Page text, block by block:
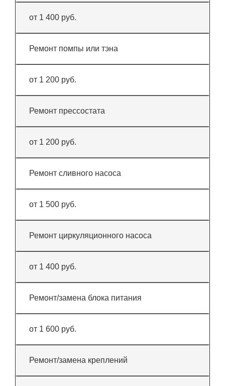
от 1 400 руб.
Ремонт помпы или тэна
от 1 200 руб.
Ремонт прессостата
от 1 200 руб.
Ремонт сливного насоса
от 1 500 руб.
Ремонт циркуляционного насоса
от 1 400 руб.
Ремонт/замена блока питания
от 1 600 руб.
Ремонт/замена креплений